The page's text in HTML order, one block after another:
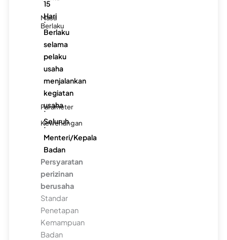
15
Hari
Masa
Berlaku
:
Berlaku
selama
pelaku
usaha
menjalankan
kegiatan
usaha
Parameter
:
Seluruh
Kewenangan
:
Menteri/Kepala
Badan
Persyaratan
perizinan
berusaha
Standar
Penetapan
Kemampuan
Badan